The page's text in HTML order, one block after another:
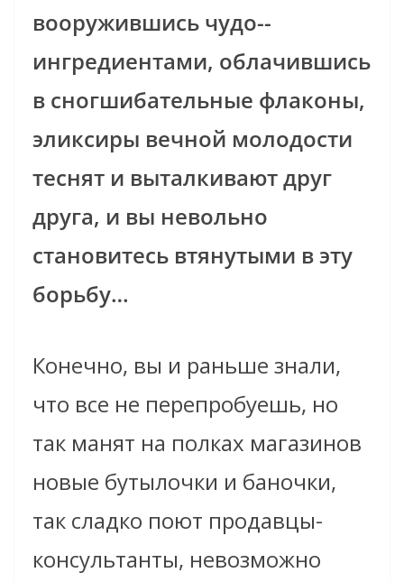
вооружившись чудо-­
ингредиентами, облачившись
в сногшибательные флаконы,
эликсиры вечной молодости
теснят и выталкивают друг
друга, и вы невольно
становитесь втянутыми в эту
борьбу…
Конечно, вы и раньше знали,
что все не перепробуешь, но
так манят на полках магазинов
новые бутылочки и баночки,
так сладко поют продавцы­
консультанты, невозможно